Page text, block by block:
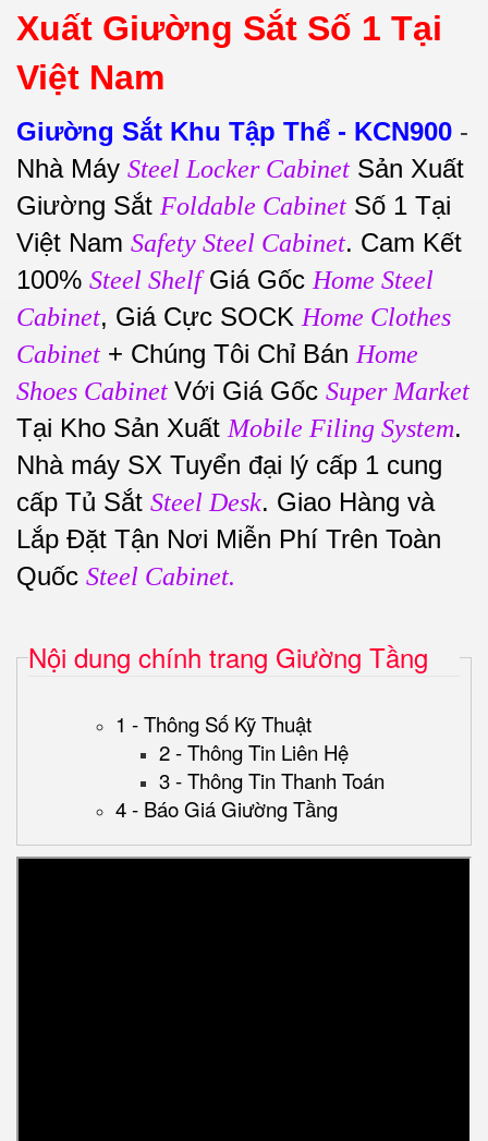
Xuất Giường Sắt Số 1 Tại
Việt Nam
Giường Sắt Khu Tập Thể - KCN900 -
Nhà Máy Steel Locker Cabinet Sản Xuất
Giường Sắt Foldable Cabinet Số 1 Tại
Việt Nam Safety Steel Cabinet. Cam Kết
100% Steel ShelfGiá Gốc Home Steel
Cabinet, Giá Cực SOCK Home Clothes
Cabinet + Chúng Tôi Chỉ Bán Home
Shoes Cabinet Với Giá Gốc Super Market
Tại Kho Sản Xuất Mobile Filing System.
Nhà máy SX Tuyển đại lý cấp 1 cung
cấp Tủ Sắt Steel Desk. Giao Hàng và
Lắp Đặt Tận Nơi Miễn Phí Trên Toàn
Quốc Steel Cabinet.
Nội dung chính trang Giường Tầng
1 - Thông Số Kỹ Thuật
2 - Thông Tin Liên Hệ
3 - Thông Tin Thanh Toán
4 - Báo Giá Giường Tầng